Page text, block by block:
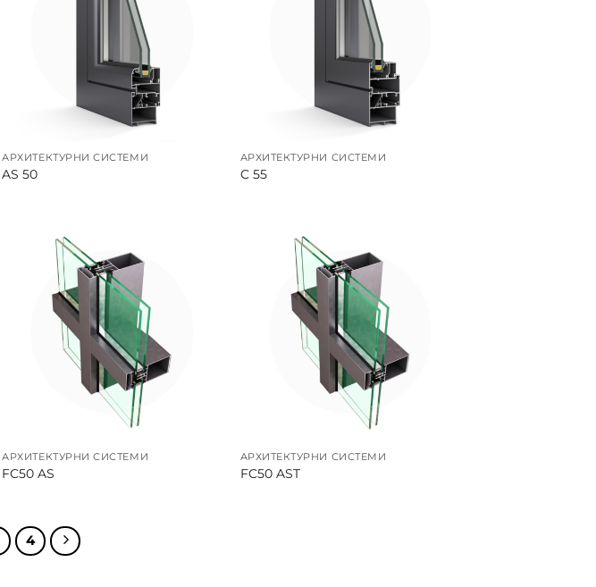
АРХИТЕКТУРНИ СИСТЕМИ
AS 50
АРХИТЕКТУРНИ СИСТЕМИ
C 55
АРХИТЕКТУРНИ СИСТЕМИ
FC50 AS
АРХИТЕКТУРНИ СИСТЕМИ
FC50 AST
4